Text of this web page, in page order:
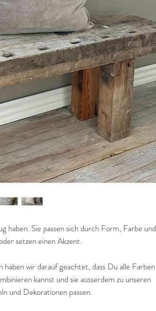
haben. Sie passen sich durch Form, Farbe und
setzen einen Akzent.
haben wir darauf geachtet, dass Du alle Farben
kannst und sie ausserdem zu unseren
und Dekorationen passen.